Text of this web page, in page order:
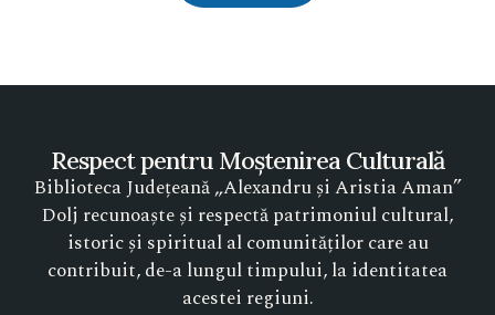
Respect pentru Moștenirea Culturală
Biblioteca Județeană „Alexandru și Aristia Aman”
Dolj recunoaște și respectă patrimoniul cultural,
istoric și spiritual al comunităților care au
contribuit, de-a lungul timpului, la identitatea
acestei regiuni.